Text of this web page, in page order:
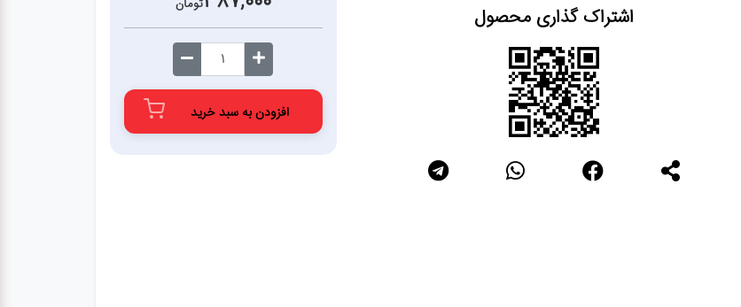
اشتراک گذاری محصول
افزودن به سبد خرید